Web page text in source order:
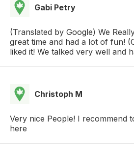
Gabi Petry
(Translated by Google) We
great time and had a lot of fun!
liked it! We talked very well and
Christoph M
Very nice People! I recommend
here